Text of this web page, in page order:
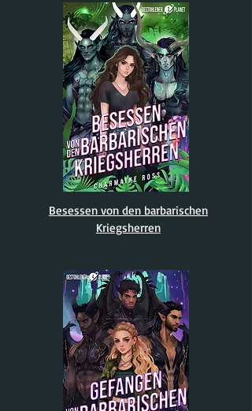
Besessen von den barbarischen
Kriegsherren